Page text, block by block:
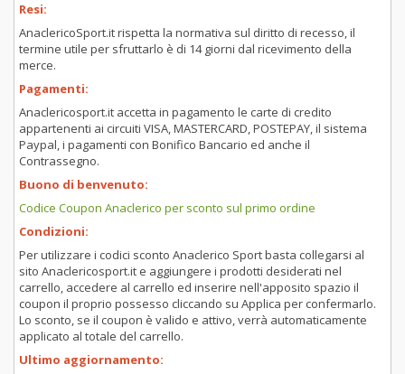
Resi:
AnaclericoSport.it rispetta la normativa sul diritto di recesso, il
termine utile per sfruttarlo è di 14 giorni dal ricevimento della
merce.
Pagamenti:
Anaclericosport.it accetta in pagamento le carte di credito
appartenenti ai circuiti VISA, MASTERCARD, POSTEPAY, il sistema
Paypal, i pagamenti con Bonifico Bancario ed anche il
Contrassegno.
Buono di benvenuto:
Codice Coupon Anaclerico per sconto sul primo ordine
Condizioni:
Per utilizzare i codici sconto Anaclerico Sport basta collegarsi al
sito Anaclericosport.it e aggiungere i prodotti desiderati nel
carrello, accedere al carrello ed inserire nell'apposito spazio il
coupon il proprio possesso cliccando su Applica per confermarlo.
Lo sconto, se il coupon è valido e attivo, verrà automaticamente
applicato al totale del carrello.
Ultimo aggiornamento: